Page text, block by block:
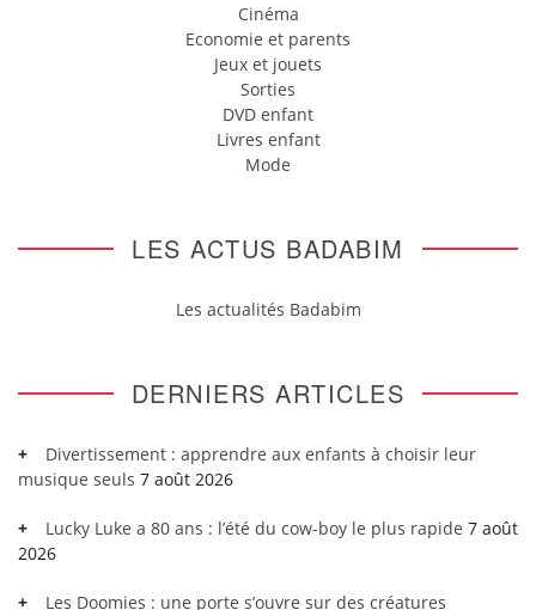
Cinéma
Economie et parents
Jeux et jouets
Sorties
DVD enfant
Livres enfant
Mode
LES ACTUS BADABIM
Les actualités Badabim
DERNIERS ARTICLES
Divertissement : apprendre aux enfants à choisir leur
musique seuls 7 août 2026
Lucky Luke a 80 ans : l’été du cow-boy le plus rapide 7 août
2026
Les Doomies : une porte s’ouvre sur des créatures